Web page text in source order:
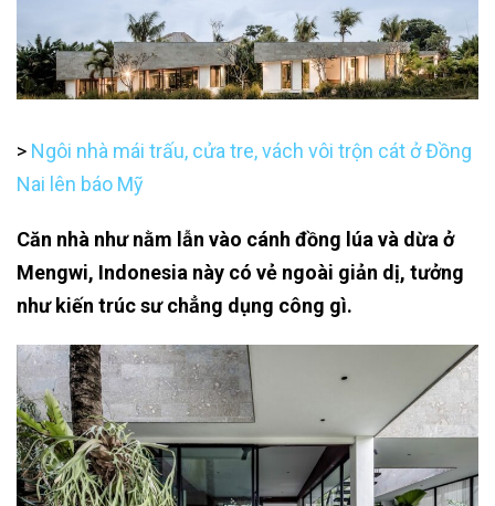
> Ngôi nhà mái trấu, cửa tre, vách vôi trộn cát ở Đồng
Nai lên báo Mỹ
Căn nhà như nằm lẫn vào cánh đồng lúa và dừa ở
Mengwi, Indonesia này có vẻ ngoài giản dị, tưởng
như kiến trúc sư chẳng dụng công gì.